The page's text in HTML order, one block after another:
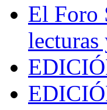
El Foro
lecturas